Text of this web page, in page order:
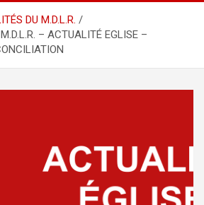
DU M.D.L.R.
– ACTUALITÉ EGLISE –